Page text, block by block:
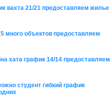
вахта 21/21 предоставляем жилье
много объектов предоставляем
хата график 14/14 предоставляем
студент гибкий график